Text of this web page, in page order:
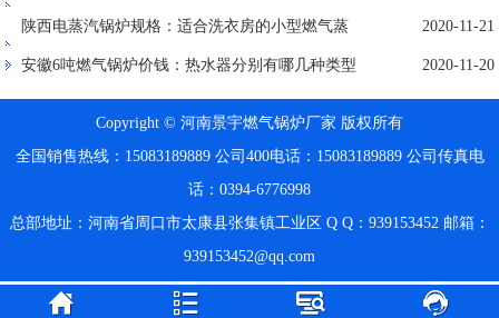
哪些
陕西电蒸汽锅炉规格：适合洗衣房的小型燃气蒸
汽锅炉
2020-11-21
安徽6吨燃气锅炉价钱：热水器分别有哪几种类型 2020-11-20
Copyright © 河南景宇燃气锅炉厂家 版权所有
全国销售热线：15083189889公司400电话：15083189889公司传真电
话：0394-6776998
总部地址：河南省周口市太康县张集镇工业区 Q Q：939153452 邮箱：
939153452@qq.com
   